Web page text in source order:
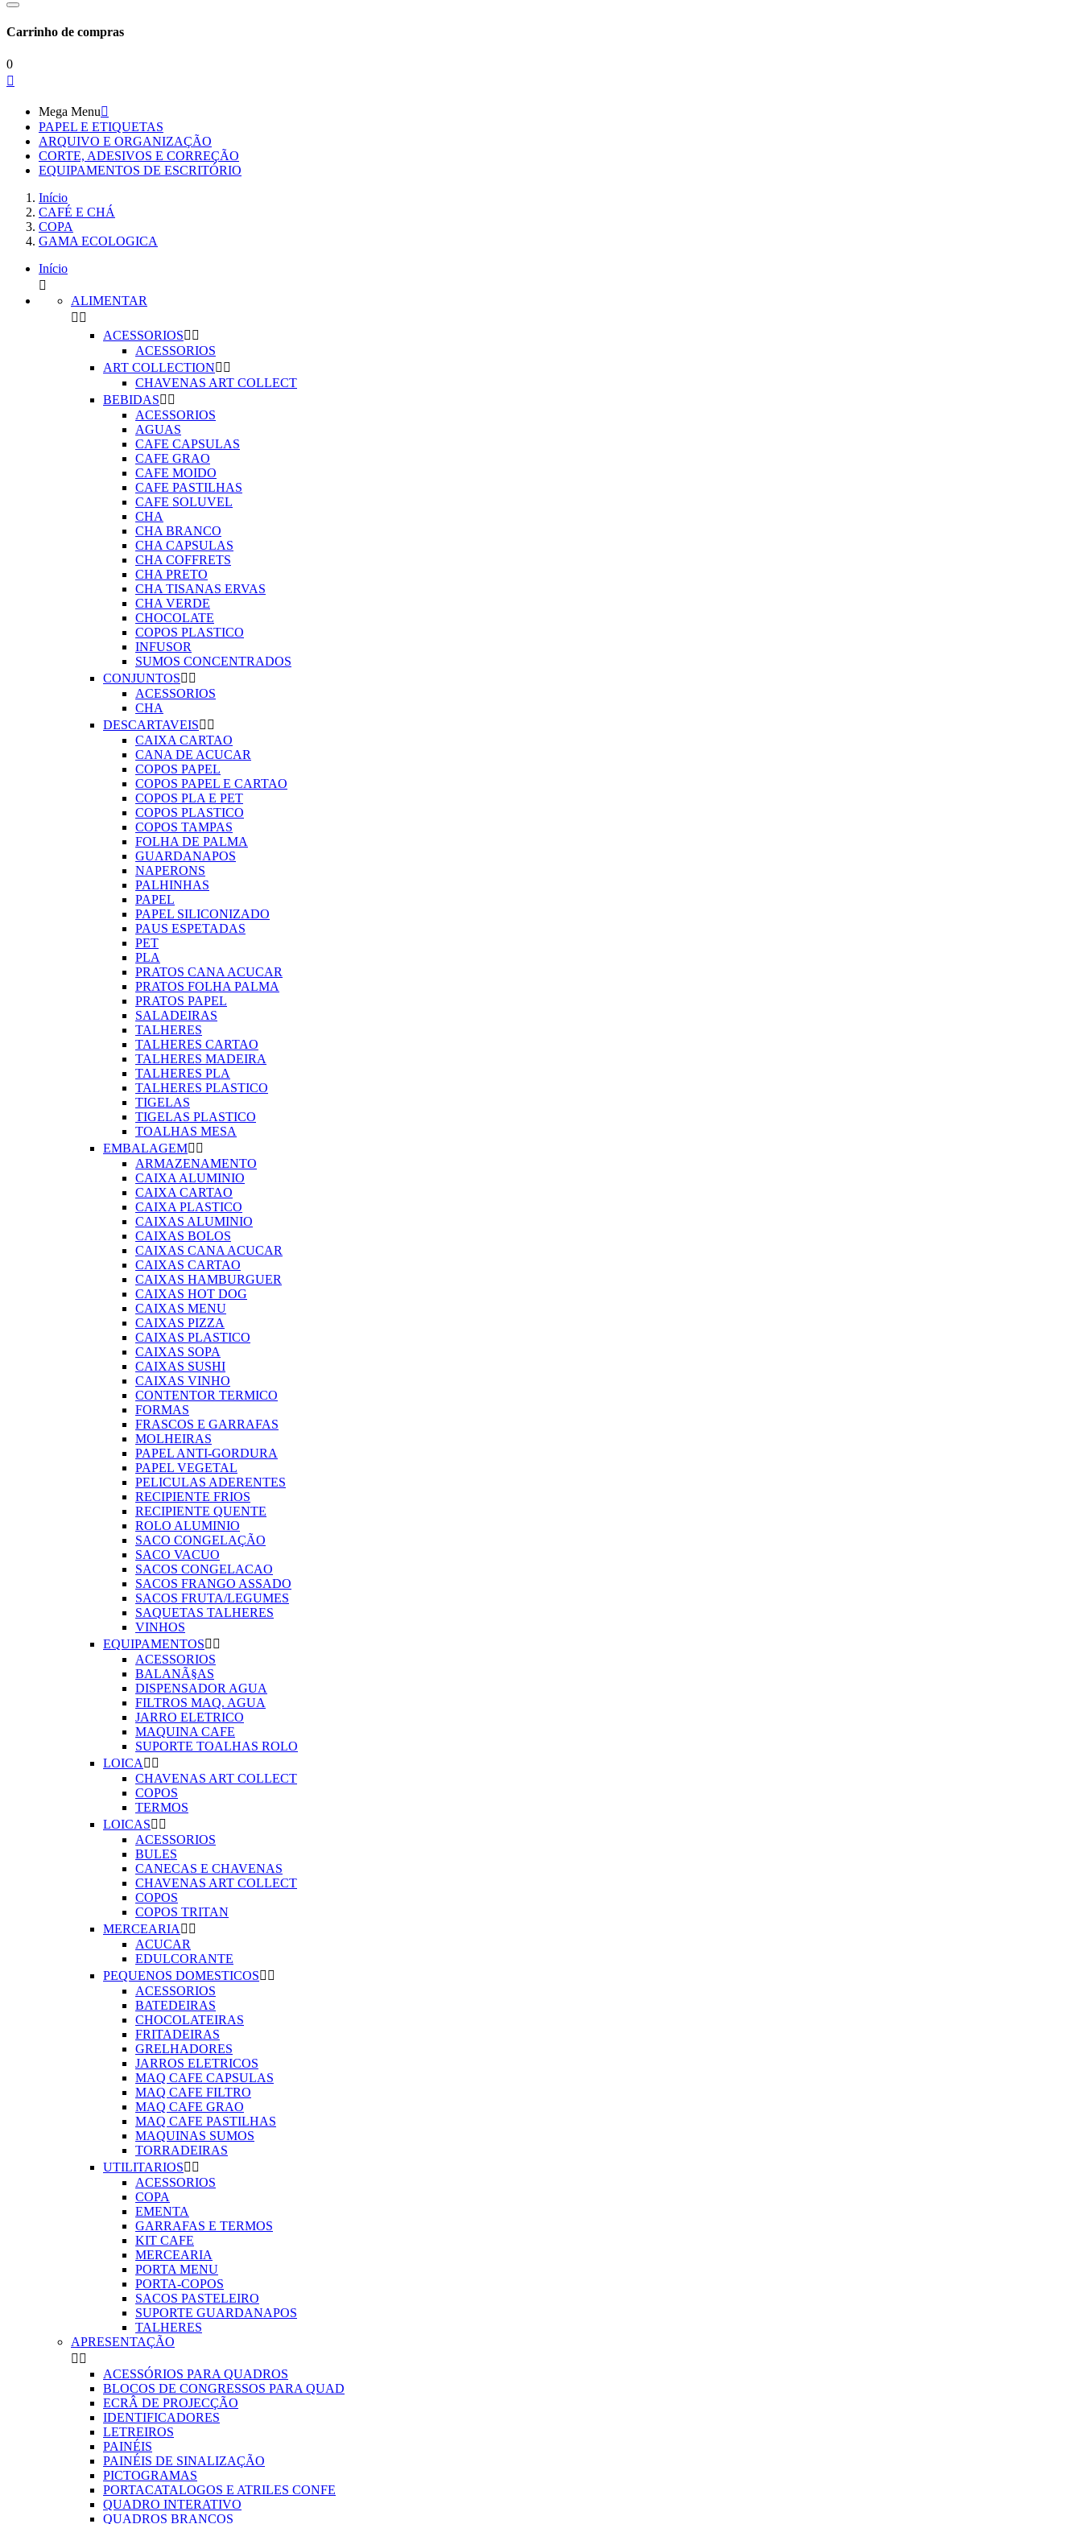
Carrinho de compras
0

Mega Menu
PAPEL E ETIQUETAS
ARQUIVO E ORGANIZAÇÃO
CORTE, ADESIVOS E CORREÇÃO
EQUIPAMENTOS DE ESCRITÓRIO
Início
CAFÉ E CHÁ
COPA
GAMA ECOLOGICA
Início

ALIMENTAR
 
ACESSORIOS 
ACESSORIOS
ART COLLECTION 
CHAVENAS ART COLLECT
BEBIDAS 
ACESSORIOS
AGUAS
CAFE CAPSULAS
CAFE GRAO
CAFE MOIDO
CAFE PASTILHAS
CAFE SOLUVEL
CHA
CHA BRANCO
CHA CAPSULAS
CHA COFFRETS
CHA PRETO
CHA TISANAS ERVAS
CHA VERDE
CHOCOLATE
COPOS PLASTICO
INFUSOR
SUMOS CONCENTRADOS
CONJUNTOS 
ACESSORIOS
CHA
DESCARTAVEIS 
CAIXA CARTAO
CANA DE ACUCAR
COPOS PAPEL
COPOS PAPEL E CARTAO
COPOS PLA E PET
COPOS PLASTICO
COPOS TAMPAS
FOLHA DE PALMA
GUARDANAPOS
NAPERONS
PALHINHAS
PAPEL
PAPEL SILICONIZADO
PAUS ESPETADAS
PET
PLA
PRATOS CANA ACUCAR
PRATOS FOLHA PALMA
PRATOS PAPEL
SALADEIRAS
TALHERES
TALHERES CARTAO
TALHERES MADEIRA
TALHERES PLA
TALHERES PLASTICO
TIGELAS
TIGELAS PLASTICO
TOALHAS MESA
EMBALAGEM 
ARMAZENAMENTO
CAIXA ALUMINIO
CAIXA CARTAO
CAIXA PLASTICO
CAIXAS ALUMINIO
CAIXAS BOLOS
CAIXAS CANA ACUCAR
CAIXAS CARTAO
CAIXAS HAMBURGUER
CAIXAS HOT DOG
CAIXAS MENU
CAIXAS PIZZA
CAIXAS PLASTICO
CAIXAS SOPA
CAIXAS SUSHI
CAIXAS VINHO
CONTENTOR TERMICO
FORMAS
FRASCOS E GARRAFAS
MOLHEIRAS
PAPEL ANTI-GORDURA
PAPEL VEGETAL
PELICULAS ADERENTES
RECIPIENTE FRIOS
RECIPIENTE QUENTE
ROLO ALUMINIO
SACO CONGELAÇÃO
SACO VACUO
SACOS CONGELACAO
SACOS FRANGO ASSADO
SACOS FRUTA/LEGUMES
SAQUETAS TALHERES
VINHOS
EQUIPAMENTOS 
ACESSORIOS
BALANÃ§AS
DISPENSADOR AGUA
FILTROS MAQ. AGUA
JARRO ELETRICO
MAQUINA CAFE
SUPORTE TOALHAS ROLO
LOICA  
CHAVENAS ART COLLECT
COPOS
TERMOS
LOICAS 
ACESSORIOS
BULES
CANECAS E CHAVENAS
CHAVENAS ART COLLECT
COPOS
COPOS TRITAN
MERCEARIA  
ACUCAR
EDULCORANTE
PEQUENOS DOMESTICOS 
ACESSORIOS
BATEDEIRAS
CHOCOLATEIRAS
FRITADEIRAS
GRELHADORES
JARROS ELETRICOS
MAQ CAFE CAPSULAS
MAQ CAFE FILTRO
MAQ CAFE GRAO
MAQ CAFE PASTILHAS
MAQUINAS SUMOS
TORRADEIRAS
UTILITARIOS 
ACESSORIOS
COPA
EMENTA
GARRAFAS E TERMOS
KIT CAFE
MERCEARIA
PORTA MENU
PORTA-COPOS
SACOS PASTELEIRO
SUPORTE GUARDANAPOS
TALHERES
APRESENTAÇÃO
 
ACESSÓRIOS PARA QUADROS
BLOCOS DE CONGRESSOS PARA QUAD
ECRÂ DE PROJECÇÃO
IDENTIFICADORES
LETREIROS
PAINÉIS
PAINÉIS DE SINALIZAÇÃO
PICTOGRAMAS
PORTACATALOGOS E ATRILES CONFE
QUADRO INTERATIVO
QUADROS BRANCOS